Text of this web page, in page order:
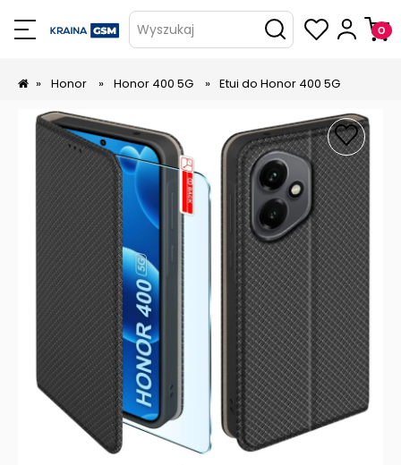
Wyszukaj
» Honor » Honor 400 5G » Etui do Honor 400 5G